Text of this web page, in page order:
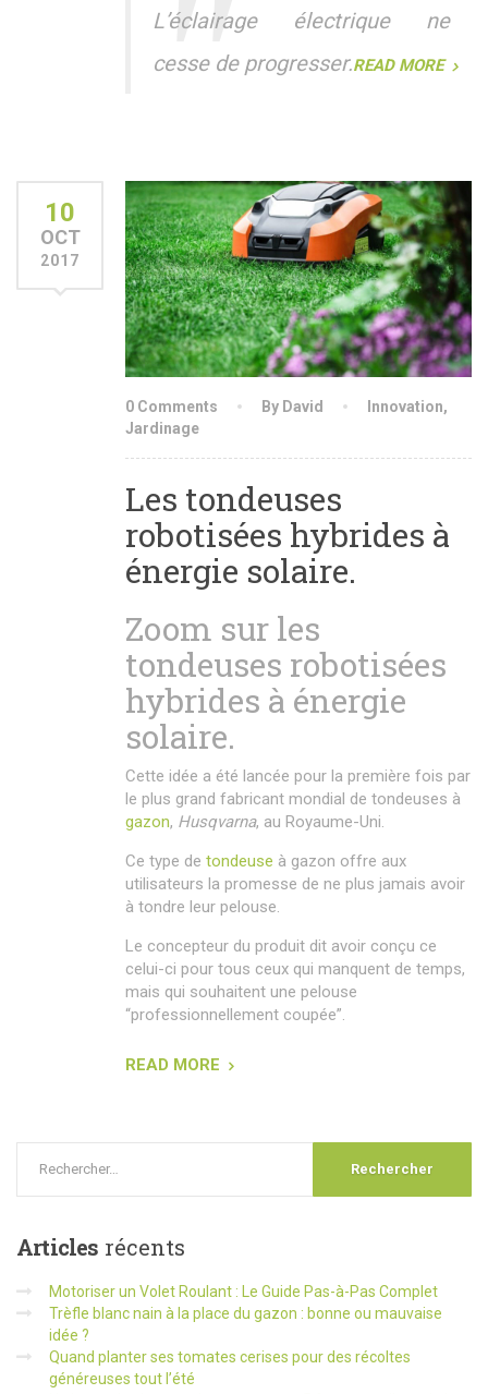
L’éclairage électrique ne
cesse de progresser.READ MORE
10
OCT
2017
0 Comments By David Innovation,
Jardinage
Les tondeuses
robotisées hybrides à
énergie solaire.
Zoom sur les
tondeuses robotisées
hybrides à énergie
solaire.
Cette idée a été lancée pour la première fois par
le plus grand fabricant mondial de tondeuses à
gazon, Husqvarna, au Royaume-Uni.
Ce type de tondeuse à gazon offre aux
utilisateurs la promesse de ne plus jamais avoir
à tondre leur pelouse.
Le concepteur du produit dit avoir conçu ce
celui-ci pour tous ceux qui manquent de temps,
mais qui souhaitent une pelouse
“professionnellement coupée”.
READ MORE
Articles récents
Motoriser un Volet Roulant : Le Guide Pas-à-Pas Complet
Trèfle blanc nain à la place du gazon : bonne ou mauvaise
idée ?
Quand planter ses tomates cerises pour des récoltes
généreuses tout l’été